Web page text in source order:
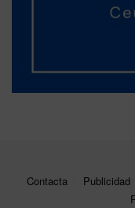
Contacta Publicidad